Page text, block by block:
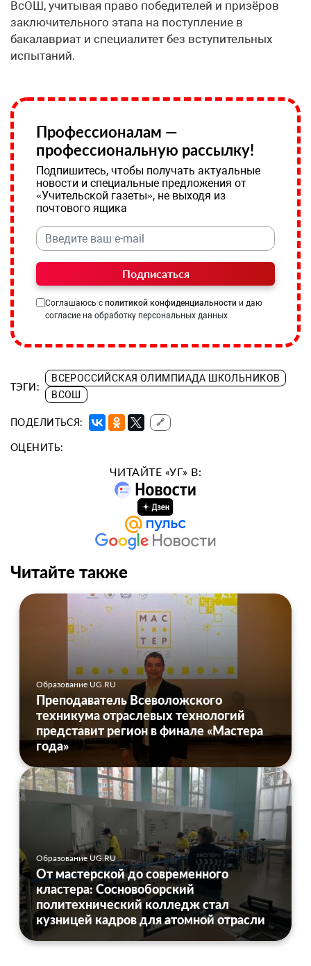
ВсОШ, учитывая право победителей и призёров
заключительного этапа на поступление в
бакалавриат и специалитет без вступительных
испытаний.
Профессионалам —
профессиональную рассылку!
Подпишитесь, чтобы получать актуальные
новости и специальные предложения от
«Учительской газеты», не выходя из
почтового ящика
Подписаться
Соглашаюсь с политикой конфиденциальности и даю
согласие на обработку персональных данных
ТЭГИ:
ВСЕРОССИЙСКАЯ ОЛИМПИАДА ШКОЛЬНИКОВ
ВСОШ
ПОДЕЛИТЬСЯ: 🔗
ОЦЕНИТЬ:
ЧИТАЙТЕ «УГ» В:
Читайте также
Образование UG.RU
Преподаватель Всеволожского
техникума отраслевых технологий
представит регион в финале «Мастера
года»
Образование UG.RU
От мастерской до современного
кластера: Сосновоборский
политехнический колледж стал
кузницей кадров для атомной отрасли